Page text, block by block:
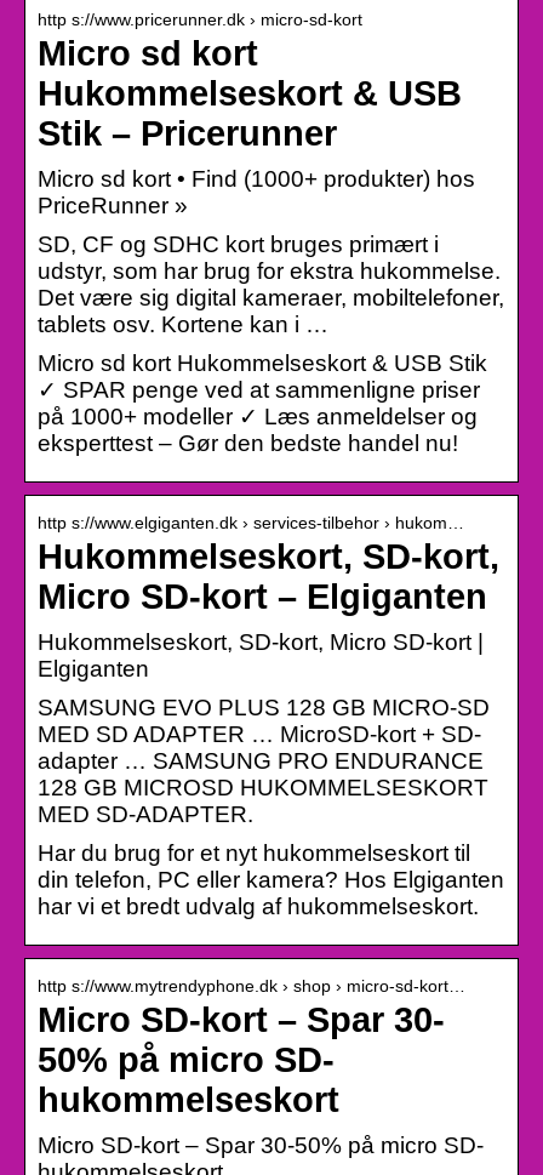
http s://www.pricerunner.dk › micro-sd-kort
Micro sd kort
Hukommelseskort & USB
Stik – Pricerunner
Micro sd kort • Find (1000+ produkter) hos
PriceRunner »
SD, CF og SDHC kort bruges primært i
udstyr, som har brug for ekstra hukommelse.
Det være sig digital kameraer, mobiltelefoner,
tablets osv. Kortene kan i …
Micro sd kort Hukommelseskort & USB Stik
✓ SPAR penge ved at sammenligne priser
på 1000+ modeller ✓ Læs anmeldelser og
eksperttest – Gør den bedste handel nu!
http s://www.elgiganten.dk › services-tilbehor › hukom…
Hukommelseskort, SD-kort,
Micro SD-kort – Elgiganten
Hukommelseskort, SD-kort, Micro SD-kort |
Elgiganten
SAMSUNG EVO PLUS 128 GB MICRO-SD
MED SD ADAPTER … MicroSD-kort + SD-
adapter … SAMSUNG PRO ENDURANCE
128 GB MICROSD HUKOMMELSESKORT
MED SD-ADAPTER.
Har du brug for et nyt hukommelseskort til
din telefon, PC eller kamera? Hos Elgiganten
har vi et bredt udvalg af hukommelseskort.
http s://www.mytrendyphone.dk › shop › micro-sd-kort…
Micro SD-kort – Spar 30-
50% på micro SD-
hukommelseskort
Micro SD-kort – Spar 30-50% på micro SD-